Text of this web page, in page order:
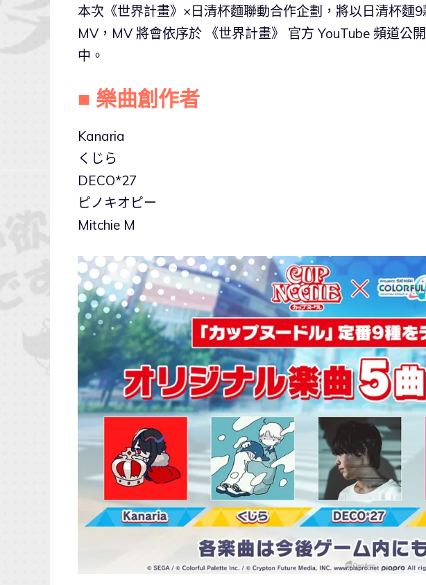
本次《世界計畫》×日清杯麵聯動合作企劃，將以日清杯麵
MV，MV 將會依序於 《世界計畫》 官方 YouTube 頻道公
中。
■ 樂曲創作者
Kanaria
くじら
DECO*27
ピノキオピー
Mitchie M